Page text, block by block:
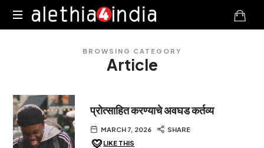
Alethia4India
BROWSING CATEGORY
Article
प्रोत्साहित करण्याचे अवघड कर्तव्य
MARCH 7, 2026
SHARE
LIKE THIS